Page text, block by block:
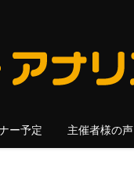
ー予定 主催者様の声